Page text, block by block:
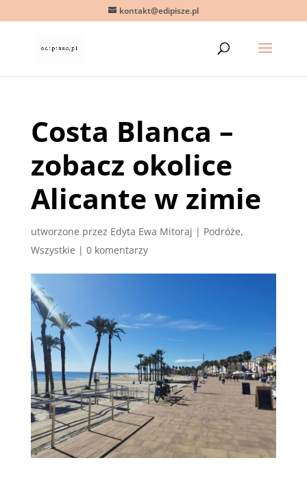
kontakt@edipisze.pl
Costa Blanca –
zobacz okolice
Alicante w zimie
utworzone przez Edyta Ewa Mitoraj | Podróże,
Wszystkie | 0 komentarzy